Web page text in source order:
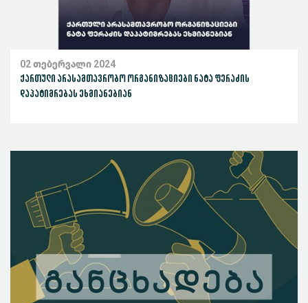
02 თებერვალი 2024
ქართული არასამთავრობო ორგანიზაციები ნატა ფერაძის
დაპატიმრებას ეხმიანებიან